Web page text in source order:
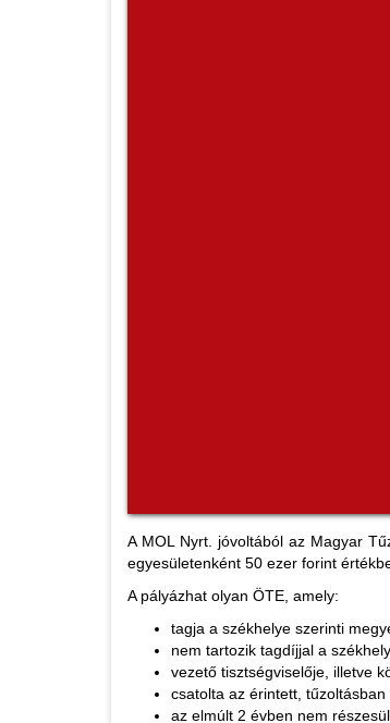
A MOL Nyrt. jóvoltából az Magyar
egyesületenként 50 ezer forint
A pályázhat olyan ÖTE, amely:
tagja a székhelye szerinti
nem tartozik tagdíjjal a
vezető tisztségviselője, illetve
csatolta az érintett,
az elmúlt 2 évben nem